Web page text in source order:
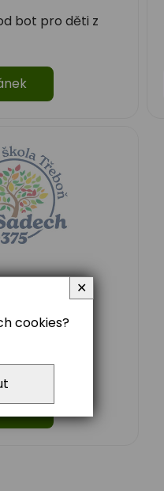
bot pro děti z
kurz - září
září 2024
cookies?
✕